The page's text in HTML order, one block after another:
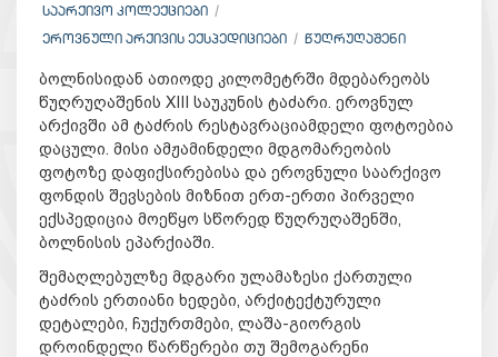
ᲡᲐᲐᲠᲥᲘᲕᲝ ᲙᲝᲚᲔᲥᲪᲘᲔᲑᲘ
ᲔᲠᲝᲕᲜᲣᲚᲘ ᲐᲠᲥᲘᲕᲘᲡ ᲔᲥᲡᲞᲔᲓᲘᲪᲘᲔᲑᲘ
ᲬᲣᲦᲠᲣᲦᲐᲨᲔᲜᲘ
ბოლნისიდან ათიოდე კილომეტრში მდებარეობს
წუღრუღაშენის XIII საუკუნის ტაძარი. ეროვნულ
არქივში ამ ტაძრის რესტავრაციამდელი ფოტოებია
დაცული. მისი ამჟამინდელი მდგომარეობის
ფოტოზე დაფიქსირებისა და ეროვნული საარქივო
ფონდის შევსების მიზნით ერთ-ერთი პირველი
ექსპედიცია მოეწყო სწორედ წუღრუღაშენში,
ბოლნისის ეპარქიაში.
შემაღლებულზე მდგარი ულამაზესი ქართული
ტაძრის ერთიანი ხედები, არქიტექტურული
დეტალები, ჩუქურთმები, ლაშა-გიორგის
დროინდელი წარწერები თუ შემოგარენი